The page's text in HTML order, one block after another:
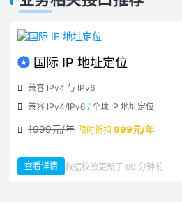
国际 IP 地址定位
兼容 IPv4 与 IPv6
兼容 IPv4/IPv6 / 全球 IP 地址定位
1999元/年 限时折扣 999元/年
查看详情：国际 IP 地址定位
数据校验更新于 60 分钟前